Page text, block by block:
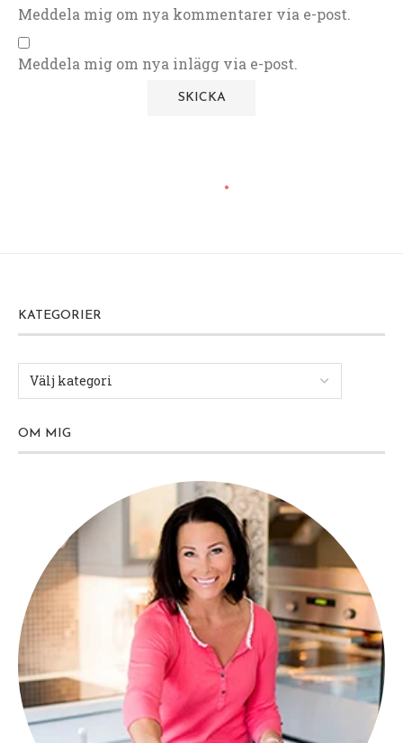
Meddela mig om nya kommentarer via e-post.
Meddela mig om nya inlägg via e-post.
KATEGORIER
OM MIG